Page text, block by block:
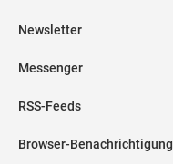
Newsletter
Messenger
RSS-Feeds
Browser-Benachrichtigung